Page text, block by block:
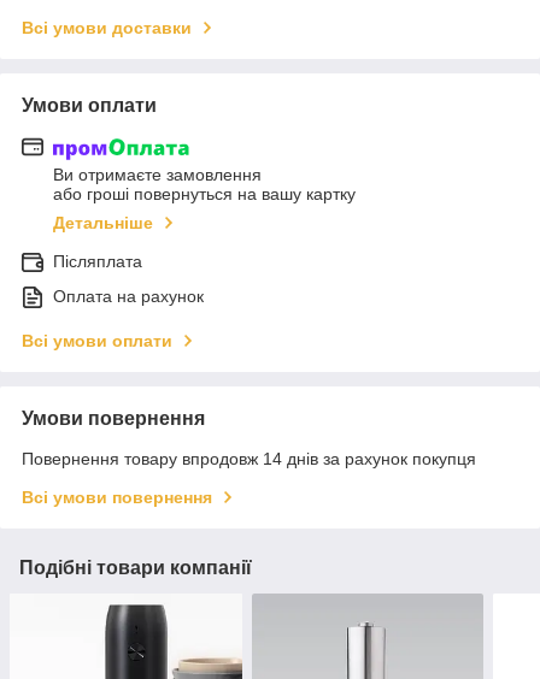
Всі умови доставки
Умови оплати
Ви отримаєте замовлення
або гроші повернуться на вашу картку
Детальніше
Післяплата
Оплата на рахунок
Всі умови оплати
Умови повернення
Повернення товару впродовж 14 днів за рахунок покупця
Всі умови повернення
Подібні товари компанії